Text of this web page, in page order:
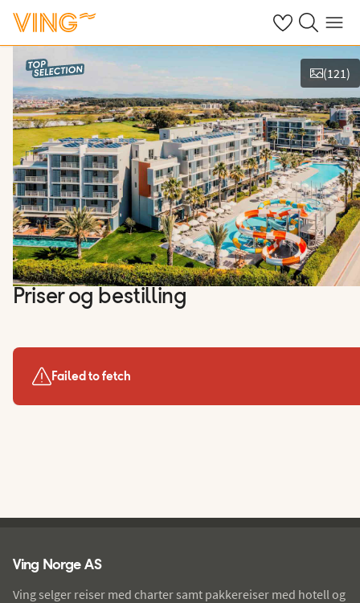
Se dine sparte
Søk påMeny
Vis bilder
(121)
Priser og bestilling
Failed to fetch
Ving Norge AS
Ving selger reiser med charter samt pakkereiser med hotell og